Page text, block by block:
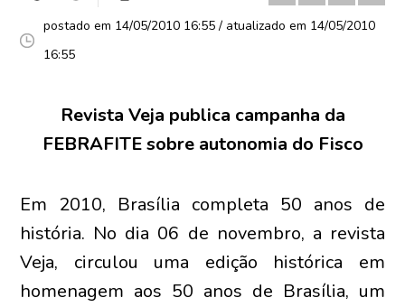
postado em 14/05/2010 16:55 / atualizado em 14/05/2010
16:55
Revista Veja publica campanha da
FEBRAFITE sobre autonomia do Fisco
Em 2010, Brasília completa 50 anos de
história. No dia 06 de novembro, a revista
Veja, circulou uma edição histórica em
homenagem aos 50 anos de Brasília, um